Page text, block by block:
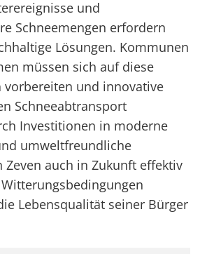
und
Schneemengen erfordern
Lösungen. Kommunen
müssen sich auf diese
vorbereiten und innovative
Schneeabtransport
Investitionen in moderne
umweltfreundliche
Zeven auch in Zukunft effektiv
Lebensqualität seiner Bürger